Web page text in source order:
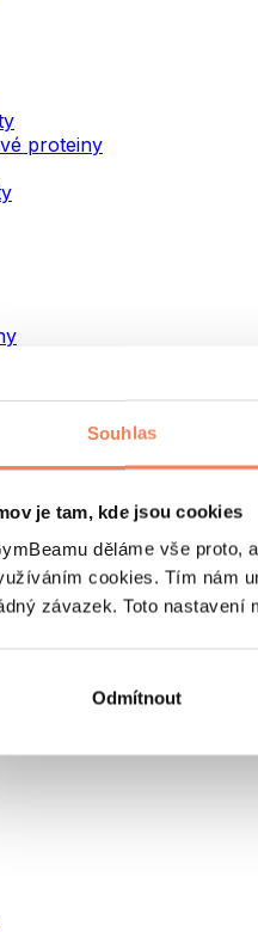
Souhlas
je tam, kde jsou cookies
děláme vše proto,
cookies. Tím nám
závazek. Toto nastavení
Odmítnout
proteiny
nápoje
proteiny